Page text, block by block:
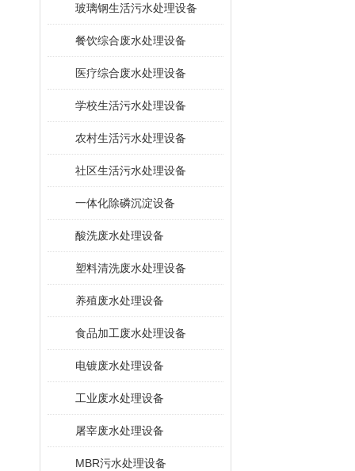
玻璃钢生活污水处理设备
餐饮综合废水处理设备
医疗综合废水处理设备
学校生活污水处理设备
农村生活污水处理设备
社区生活污水处理设备
一体化除磷沉淀设备
酸洗废水处理设备
塑料清洗废水处理设备
养殖废水处理设备
食品加工废水处理设备
电镀废水处理设备
工业废水处理设备
屠宰废水处理设备
MBR污水处理设备